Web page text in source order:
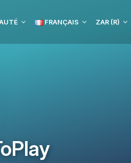
FRANÇAIS ZAR (R)